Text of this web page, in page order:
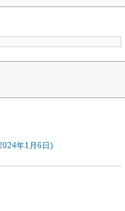
年1月6日)